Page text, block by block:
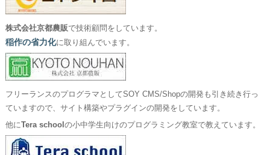
株式会社京都農販で技術顧問をしています。
稲作の省力化に取り組んでいます。
フリーランスのプログラマとしてSOY CMS/Shopの開発も引き続き行っ
ていますので、サイト構築やプラグインの開発をしています。
他にTera school の小中学生向けのプログラミング教室で教えています。